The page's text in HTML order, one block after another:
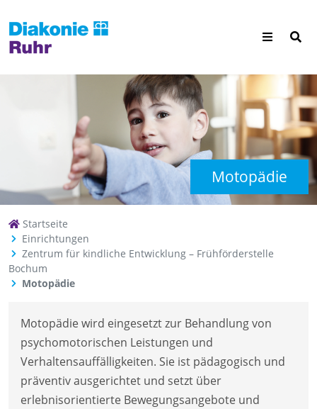
Motopädie
Startseite
Einrichtungen
Zentrum für kindliche Entwicklung – Frühförderstelle
Bochum
Motopädie
Motopädie wird eingesetzt zur Behandlung von
psychomotorischen Leistungen und
Verhaltensauffälligkeiten. Sie ist pädagogisch und
präventiv ausgerichtet und setzt über
erlebnisorientierte Bewegungsangebote und